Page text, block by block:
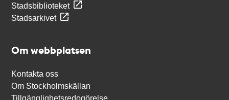
Stadsbiblioteket
Stadsarkivet
Om webbplatsen
Kontakta oss
Om Stockholmskällan
Tillgänglighetsredogörelse